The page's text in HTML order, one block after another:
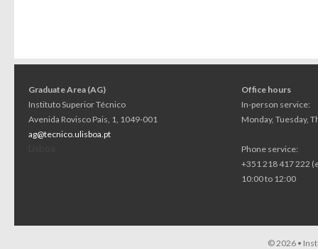
Graduate Area (AG)
Instituto Superior Técnico
Avenida Rovisco Pais, 1, 1049-001
ag@tecnico.ulisboa.pt
Office hours
In-person service:
Monday, Tuesday,
Phone service:
+351 218 417 222
10:00 to 12:00
© 2026 •